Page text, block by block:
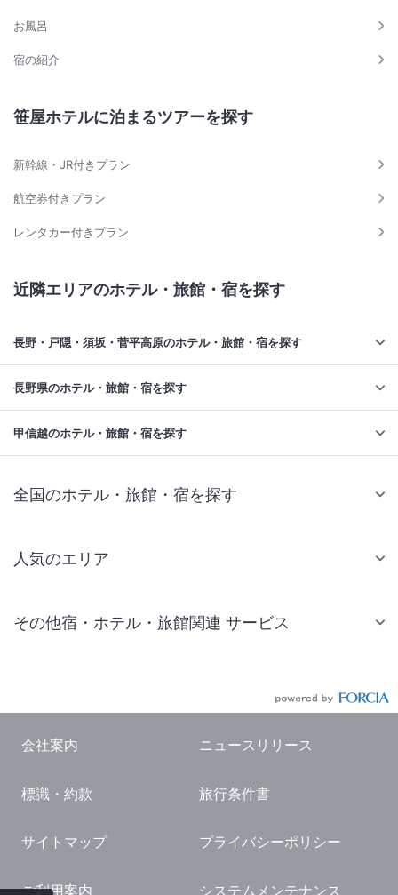
お風呂
宿の紹介
笹屋ホテルに泊まるツアーを探す
新幹線・JR付きプラン
航空券付きプラン
レンタカー付きプラン
近隣エリアのホテル・旅館・宿を探す
長野・戸隠・須坂・菅平高原のホテル・旅館・宿を探す
長野県のホテル・旅館・宿を探す
甲信越のホテル・旅館・宿を探す
全国のホテル・旅館・宿を探す
人気のエリア
仙台 ホテル
東京ドーム ホテル
横浜 ホテル
熱海 ホテル
その他宿・ホテル・旅館関連 サービス
国内観光ガイド
旅行・観光情報
会社案内 ニュースリリース
標識・約款 旅行条件書
サイトマップ プライバシーポリシー
ご利用案内 システムメンテナンス